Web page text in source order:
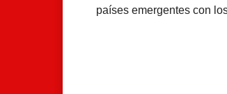
países emergentes con